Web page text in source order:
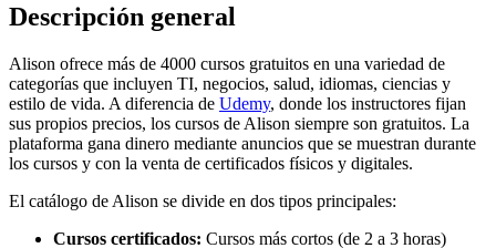
Descripción general
Alison ofrece más de 4000 cursos gratuitos en una variedad de
categorías que incluyen TI, negocios, salud, idiomas, ciencias y
estilo de vida. A diferencia de Udemy, donde los instructores fijan
sus propios precios, los cursos de Alison siempre son gratuitos. La
plataforma gana dinero mediante anuncios que se muestran durante
los cursos y con la venta de certificados físicos y digitales.
El catálogo de Alison se divide en dos tipos principales:
Cursos certificados: Cursos más cortos (de 2 a 3 horas)